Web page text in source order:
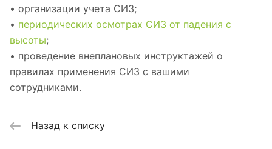
• организации учета СИЗ;
• периодических осмотрах СИЗ от падения с
высоты;
• проведение внеплановых инструктажей о
правилах применения СИЗ с вашими
сотрудниками.
Назад к списку